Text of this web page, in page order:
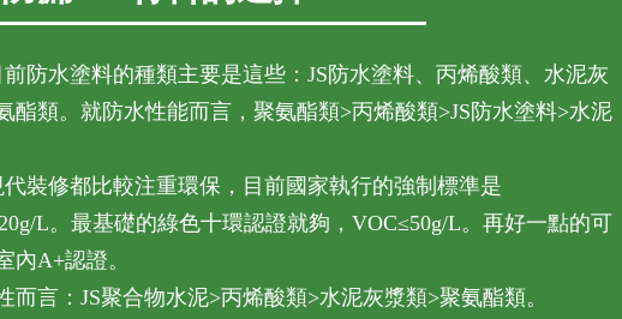
前防水塗料的種類主要是這些：JS防水塗料、丙烯酸類、水泥灰
酯類。就防水性能而言，聚氨酯類>丙烯酸類>JS防水塗料>水泥
代裝修都比較注重環保，目前國家執行的強制標準是
L。最基礎的綠色十環認證就夠，VOC≤50g/L。再好一點的可
內A+認證。
而言：JS聚合物水泥>丙烯酸類>水泥灰漿類>聚氨酯類。